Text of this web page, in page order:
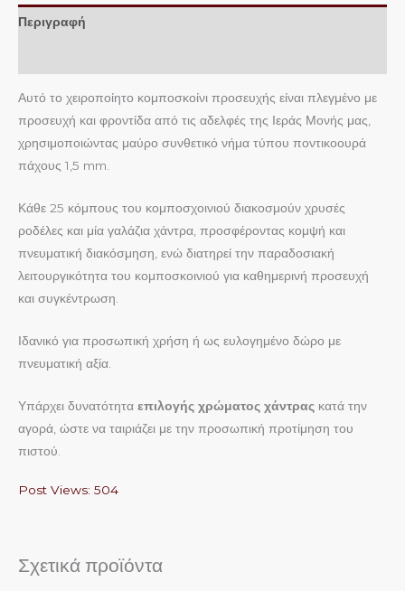
Περιγραφή
Αυτό το χειροποίητο κομποσκοίνι προσευχής είναι πλεγμένο με
προσευχή και φροντίδα από τις αδελφές της Ιεράς Μονής μας,
χρησιμοποιώντας μαύρο συνθετικό νήμα τύπου ποντικοουρά
πάχους 1,5 mm.
Κάθε 25 κόμπους του κομποσχοινιού διακοσμούν χρυσές
ροδέλες και μία γαλάζια χάντρα, προσφέροντας κομψή και
πνευματική διακόσμηση, ενώ διατηρεί την παραδοσιακή
λειτουργικότητα του κομποσκοινιού για καθημερινή προσευχή
και συγκέντρωση.
Ιδανικό για προσωπική χρήση ή ως ευλογημένο δώρο με
πνευματική αξία.
Υπάρχει δυνατότητα επιλογής χρώματος χάντρας κατά την
αγορά, ώστε να ταιριάζει με την προσωπική προτίμηση του
πιστού.
Post Views: 504
Σχετικά προϊόντα